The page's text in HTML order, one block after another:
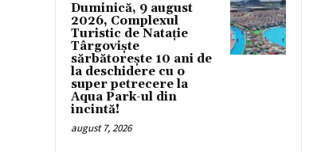
Duminică, 9 august
2026, Complexul
Turistic de Natație
Târgoviște
sărbătorește 10 ani de
la deschidere cu o
super petrecere la
Aqua Park-ul din
incintă!
august 7, 2026